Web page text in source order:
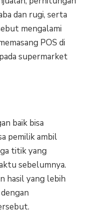
dan rugi, serta
mengalami
POS di
supermarket
baik bisa
pemilik ambil
titik yang
sebelumnya.
hasil yang lebih